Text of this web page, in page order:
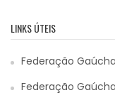
LINKS ÚTEIS
Federação
Federação